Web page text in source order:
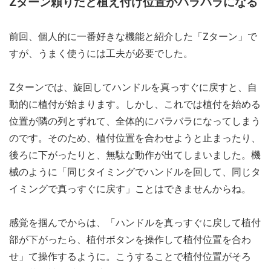
前回、個人的に一番好きな機能と紹介した「Zターン」で
すが、うまく使うには工夫が必要でした。
Zターンでは、旋回してハンドルを真っすぐに戻すと、自
動的に植付が始まります。しかし、これでは植付を始める
位置が隣の列とずれて、全体的にバラバラになってしまう
のです。そのため、植付位置を合わせようと止まったり、
後ろに下がったりと、無駄な動作が出てしまいました。機
械のように「同じタイミングでハンドルを回して、同じタ
イミングで真っすぐに戻す」ことはできませんからね。
感覚を掴んでからは、「ハンドルを真っすぐに戻して植付
部が下がったら、植付ボタンを操作して植付位置を合わ
せ」て操作するように。こうすることで植付位置がそろ